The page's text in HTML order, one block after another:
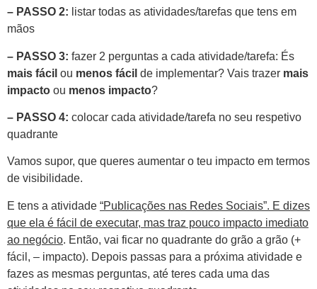
– PASSO 2: listar todas as atividades/tarefas que tens em
mãos
– PASSO 3: fazer 2 perguntas a cada atividade/tarefa: És
mais fácil ou menos fácil de implementar? Vais trazer mais
impacto ou menos impacto?
– PASSO 4: colocar cada atividade/tarefa no seu respetivo
quadrante
Vamos supor, que queres aumentar o teu impacto em termos
de visibilidade.
E tens a atividade “Publicações nas Redes Sociais”. E dizes
que ela é fácil de executar, mas traz pouco impacto imediato
ao negócio. Então, vai ficar no quadrante do grão a grão (+
fácil, – impacto). Depois passas para a próxima atividade e
fazes as mesmas perguntas, até teres cada uma das